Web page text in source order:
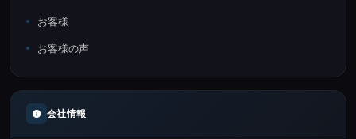
お客様
お客様の声
会社情報